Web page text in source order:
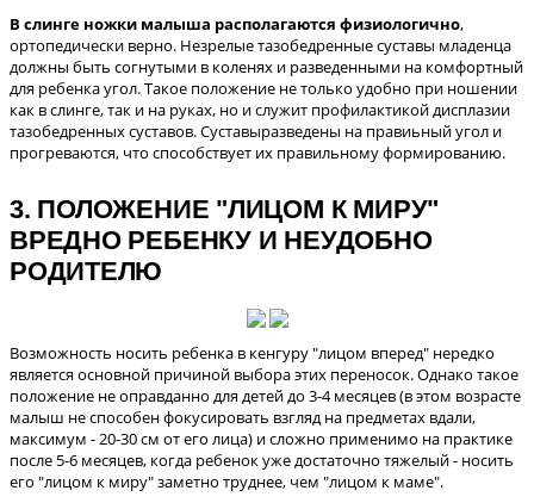
В слинге ножки малыша располагаются физиологично,
ортопедически верно. Незрелые тазобедренные суставы младенца
должны быть согнутыми в коленях и разведенными на комфортный
для ребенка угол. Такое положение не только удобно при ношении
как в слинге, так и на руках, но и служит профилактикой дисплазии
тазобедренных суставов. Суставыразведены на правиьный угол и
прогреваются, что способствует их правильному формированию.
3. ПОЛОЖЕНИЕ "ЛИЦОМ К МИРУ"
ВРЕДНО РЕБЕНКУ И НЕУДОБНО
РОДИТЕЛЮ
Возможность носить ребенка в кенгуру "лицом вперед" нередко
является основной причиной выбора этих переносок. Однако такое
положение не оправданно для детей до 3-4 месяцев (в этом возрасте
малыш не способен фокусировать взгляд на предметах вдали,
максимум - 20-30 см от его лица) и сложно применимо на практике
после 5-6 месяцев, когда ребенок уже достаточно тяжелый - носить
его "лицом к миру" заметно труднее, чем "лицом к маме".